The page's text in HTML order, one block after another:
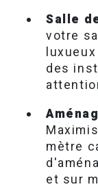
Salle
votre
des
mètre
et sur